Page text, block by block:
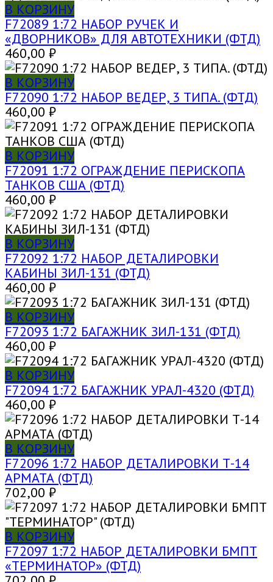
В КОРЗИНУ
F72089 1:72 НАБОР РУЧЕК И
«ДВОРНИКОВ» ДЛЯ АВТОТЕХНИКИ (ФТД)
460,00 ₽
В КОРЗИНУ
F72090 1:72 НАБОР ВЕДЕР, 3 ТИПА. (ФТД)
460,00 ₽
В КОРЗИНУ
F72091 1:72 ОГРАЖДЕНИЕ ПЕРИСКОПА
ТАНКОВ США (ФТД)
460,00 ₽
В КОРЗИНУ
F72092 1:72 НАБОР ДЕТАЛИРОВКИ
КАБИНЫ ЗИЛ-131 (ФТД)
460,00 ₽
В КОРЗИНУ
F72093 1:72 БАГАЖНИК ЗИЛ-131 (ФТД)
460,00 ₽
В КОРЗИНУ
F72094 1:72 БАГАЖНИК УРАЛ-4320 (ФТД)
460,00 ₽
В КОРЗИНУ
F72096 1:72 НАБОР ДЕТАЛИРОВКИ Т-14
АРМАТА (ФТД)
702,00 ₽
В КОРЗИНУ
F72097 1:72 НАБОР ДЕТАЛИРОВКИ БМПТ
«ТЕРМИНАТОР» (ФТД)